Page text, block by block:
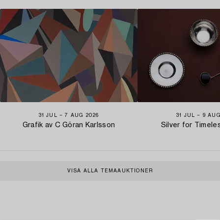
31 JUL − 7 AUG 2026
Grafik av C Göran Karlsson
31 JUL − 9
Silver for
VISA ALLA TEMAAUKTIONER